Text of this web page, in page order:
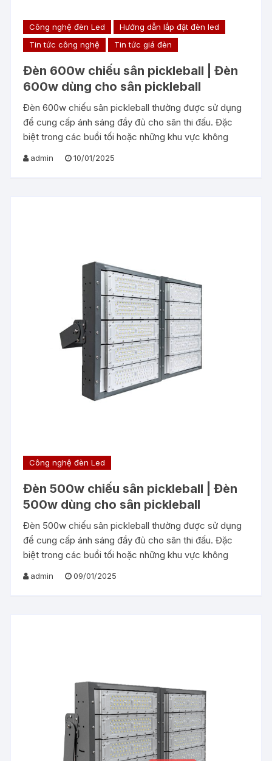
Công nghệ đèn Led
Hướng dẫn lắp đặt đèn led
Tin tức công nghệ
Tin tức giá đèn
Đèn 600w chiếu sân pickleball | Đèn
600w dùng cho sân pickleball
Đèn 600w chiếu sân pickleball thường được sử dụng
để cung cấp ánh sáng đầy đủ cho sân thi đấu. Đặc
biệt trong các buổi tối hoặc những khu vực không
admin 10/01/2025
Công nghệ đèn Led
Đèn 500w chiếu sân pickleball | Đèn
500w dùng cho sân pickleball
Đèn 500w chiếu sân pickleball thường được sử dụng
để cung cấp ánh sáng đầy đủ cho sân thi đấu. Đặc
biệt trong các buổi tối hoặc những khu vực không
admin 09/01/2025